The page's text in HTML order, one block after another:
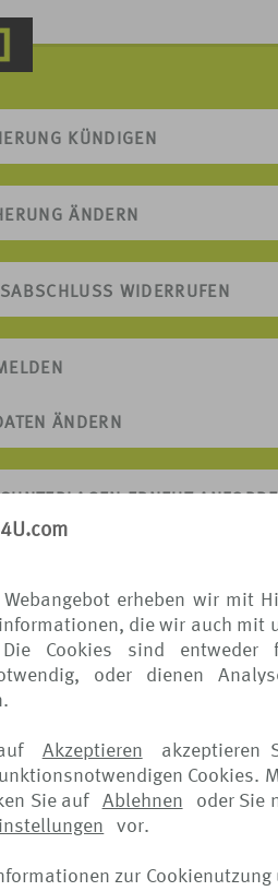
erheben wir mit
die wir auch mit
Cookies sind entweder
oder dienen
Akzeptieren
akzeptieren
Cookies.
Sie auf
Ablehnen
oder Sie
vor.
zur Cookienutzung
KÜNDIGEN
ÄNDERN
WIDERRUFEN
ÄNDERN